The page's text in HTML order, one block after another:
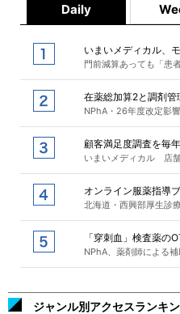
Daily
いまいメディカル、
門前減算あっても「患
在薬総加算2と調剤
NPhA・26年度改定影
顧客満足度調査を毎
いまいメディカル 店
オンライン服薬指導
北海道・西興部厚生診
「穿刺血」検査薬の
NPhA、薬剤師による
ジャンル別アクセスランキ